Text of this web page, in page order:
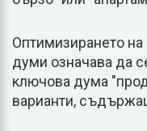
Оптимизирането на
думи означава да
ключова дума
варианти,